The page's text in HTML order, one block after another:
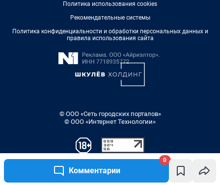
Комментарии
0
Политика использования cookies
Рекомендательные системы
Политика конфиденциальности и обработки персональных данных и
правила использования сайта
© ООО «Сеть городских порталов»
© ООО «Интернет Технологии»